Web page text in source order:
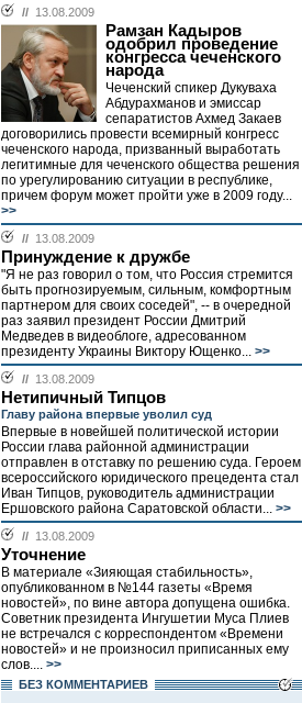
// 13.08.2009
Рамзан Кадыров
одобрил проведение
конгресса чеченского
народа
Чеченский спикер Дукуваха
Абдурахманов и эмиссар
сепаратистов Ахмед Закаев
договорились провести всемирный конгресс
чеченского народа, призванный выработать
легитимные для чеченского общества решения
по урегулированию ситуации в республике,
причем форум может пройти уже в 2009 году...
>>
// 13.08.2009
Принуждение к дружбе
"Я не раз говорил о том, что Россия стремится
быть прогнозируемым, сильным, комфортным
партнером для своих соседей", -- в очередной
раз заявил президент России Дмитрий
Медведев в видеоблоге, адресованном
президенту Украины Виктору Ющенко... >>
// 13.08.2009
Нетипичный Типцов
Главу района впервые уволил суд
Впервые в новейшей политической истории
России глава районной администрации
отправлен в отставку по решению суда. Героем
всероссийского юридического прецедента стал
Иван Типцов, руководитель администрации
Ершовского района Саратовской области... >>
// 13.08.2009
Уточнение
В материале «Зияющая стабильность»,
опубликованном в №144 газеты «Время
новостей», по вине автора допущена ошибка.
Советник президента Ингушетии Муса Плиев
не встречался с корреспондентом «Времени
новостей» и не произносил приписанных ему
слов.... >>
БЕЗ КОМMЕНТАРИЕВ